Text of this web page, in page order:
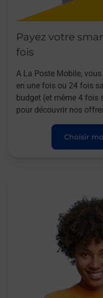
Payez votre
fois
A La Poste Mobile,
en une fois ou 24 fois
budget (et même 4 fois
pour découvrir nos
Choisir